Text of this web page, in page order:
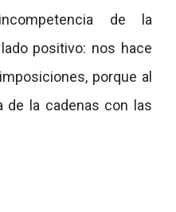
de la
positivo: nos hace
porque al
de la cadenas con las